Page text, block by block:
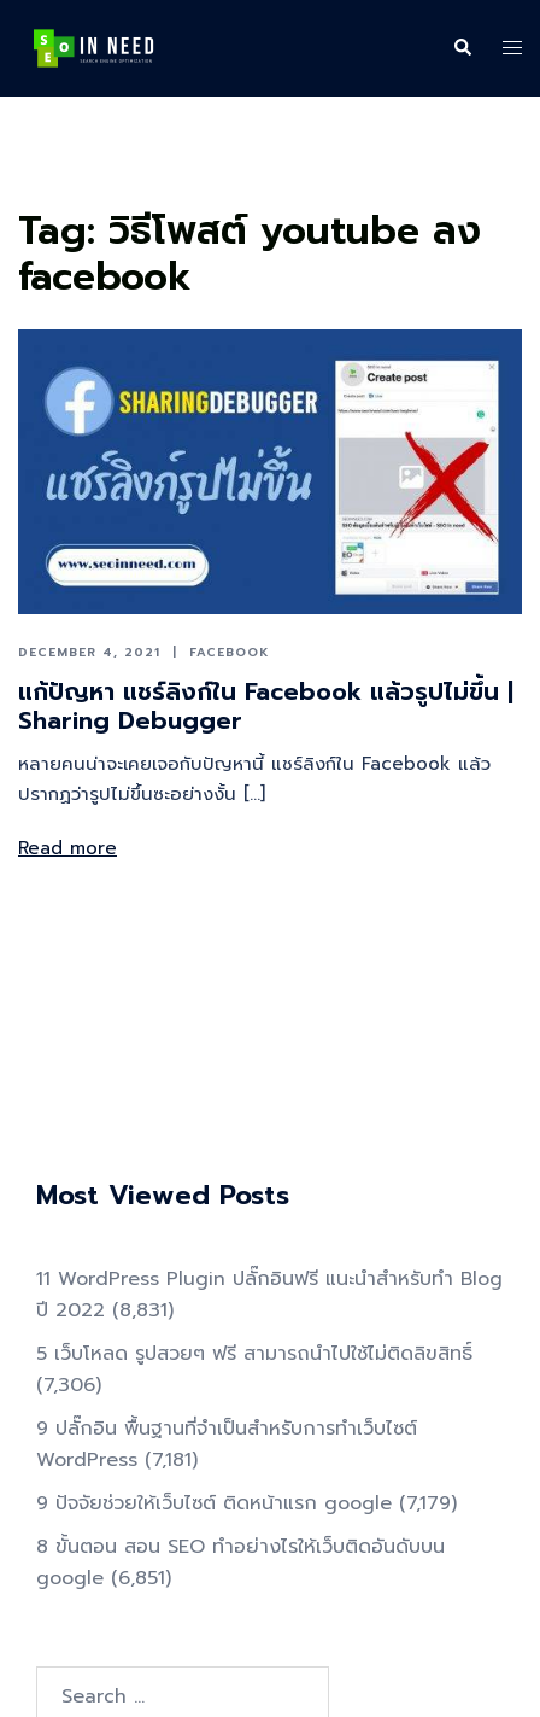
content
Search
Tag: วิธีโพสต์ youtube ลง
facebook
DECEMBER 4, 2021 FACEBOOK
แก้ปัญหา แชร์ลิงก์ใน Facebook แล้วรูปไม่ขึ้น |
Sharing Debugger
หลายคนน่าจะเคยเจอกับปัญหานี้ แชร์ลิงก์ใน Facebook แล้ว
ปรากฏว่ารูปไม่ขึ้นซะอย่างงั้น […]
Read more
Most Viewed Posts
11 WordPress Plugin ปลั๊กอินฟรี แนะนำสำหรับทำ Blog
ปี 2022 (8,831)
5 เว็บโหลด รูปสวยๆ ฟรี สามารถนำไปใช้ไม่ติดลิขสิทธิ์
(7,306)
9 ปลั๊กอิน พื้นฐานที่จำเป็นสำหรับการทําเว็บไซต์
WordPress (7,181)
9 ปัจจัยช่วยให้เว็บไซต์ ติดหน้าแรก google (7,179)
8 ขั้นตอน สอน SEO ทําอย่างไรให้เว็บติดอันดับบน
google (6,851)